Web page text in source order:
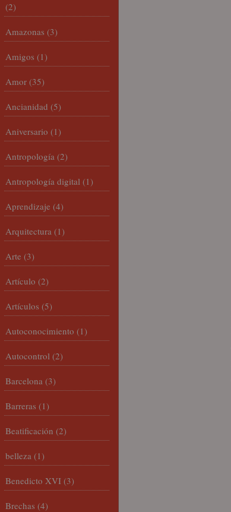
(2)
Amazonas (3)
Amigos (1)
Amor (35)
Ancianidad (5)
Aniversario (1)
Antropología (2)
Antropología digital (1)
Aprendizaje (4)
Arquitectura (1)
Arte (3)
Artículo (2)
Artículos (5)
Autoconocimiento (1)
Autocontrol (2)
Barcelona (3)
Barreras (1)
Beatificación (2)
belleza (1)
Benedicto XVI (3)
Brechas (4)